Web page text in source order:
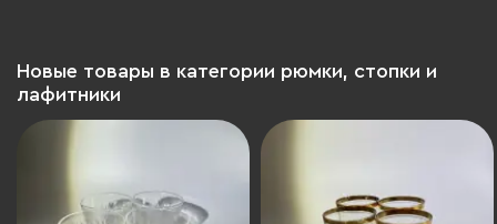
Новые товары в категории рюмки, стопки и
лафитники